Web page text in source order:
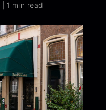
1 min read